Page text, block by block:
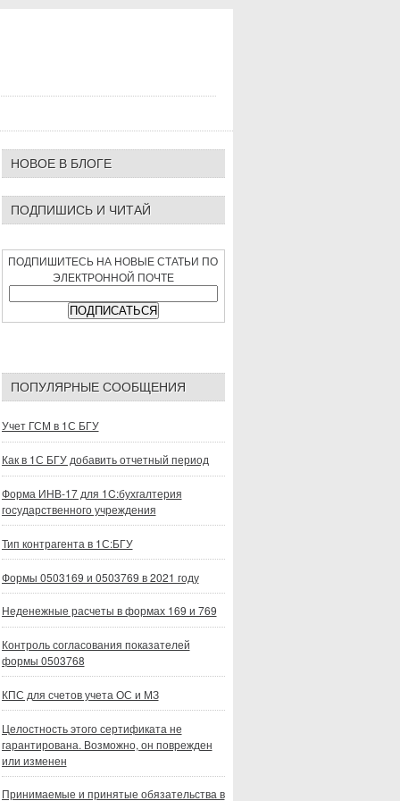
НОВОЕ В БЛОГЕ
ПОДПИШИСЬ И ЧИТАЙ
ПОДПИШИТЕСЬ НА НОВЫЕ СТАТЬИ ПО
ЭЛЕКТРОННОЙ ПОЧТЕ
ПОПУЛЯРНЫЕ СООБЩЕНИЯ
Учет ГСМ в 1С БГУ
Как в 1С БГУ добавить отчетный период
Форма ИНВ-17 для 1C:бухгалтерия
государственного учреждения
Тип контрагента в 1С:БГУ
Формы 0503169 и 0503769 в 2021 году
Неденежные расчеты в формах 169 и 769
Контроль согласования показателей
формы 0503768
КПС для счетов учета ОС и МЗ
Целостность этого сертификата не
гарантирована. Возможно, он поврежден
или изменен
Принимаемые и принятые обязательства в